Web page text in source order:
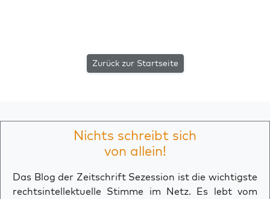
Zurück zur Startseite
Nichts schreibt sich
von allein!
Das Blog der Zeitschrift Sezession ist die wichtigste
rechtsintellektuelle Stimme im Netz. Es lebt vom